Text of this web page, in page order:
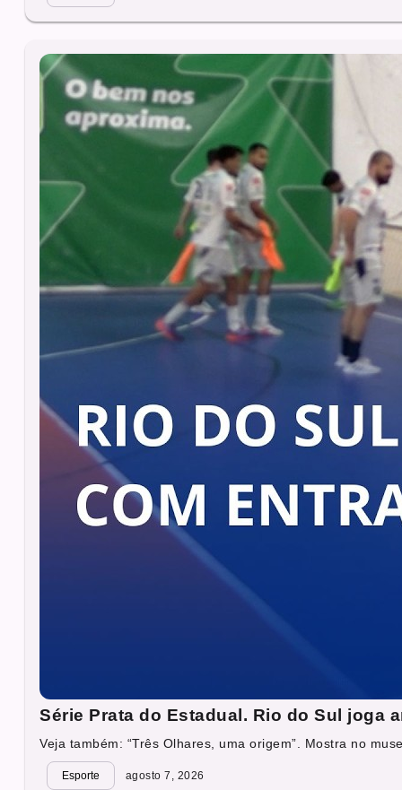
Série Prata do Estadual. Rio do Sul joga
Veja também: “Três Olhares, uma origem”. Mostra no
Esporte agosto 7, 2026